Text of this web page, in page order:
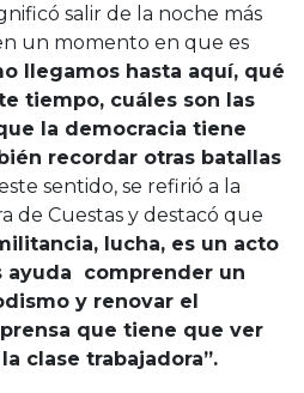
salir de la noche más
un momento en que es
llegamos hasta aquí, qué
tiempo, cuáles son las
la democracia tiene
recordar otras batallas
sentido, se refirió a la
de Cuestas y destacó que
lucha, es un acto
ayuda comprender un
y renovar el
que tiene que ver
clase trabajadora”.